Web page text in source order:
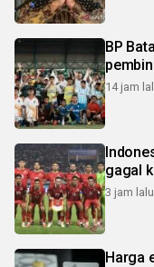
BP
14 jam
gagal
3 jam lalu
Harga